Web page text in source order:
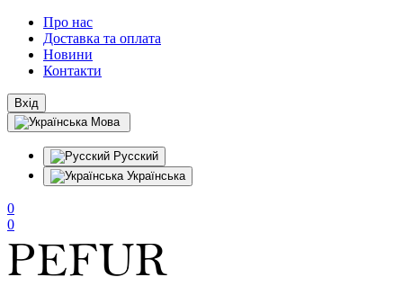
Про нас
Доставка та оплата
Новини
Контакти
Вхід
Мова
Русский
Українська
0
0